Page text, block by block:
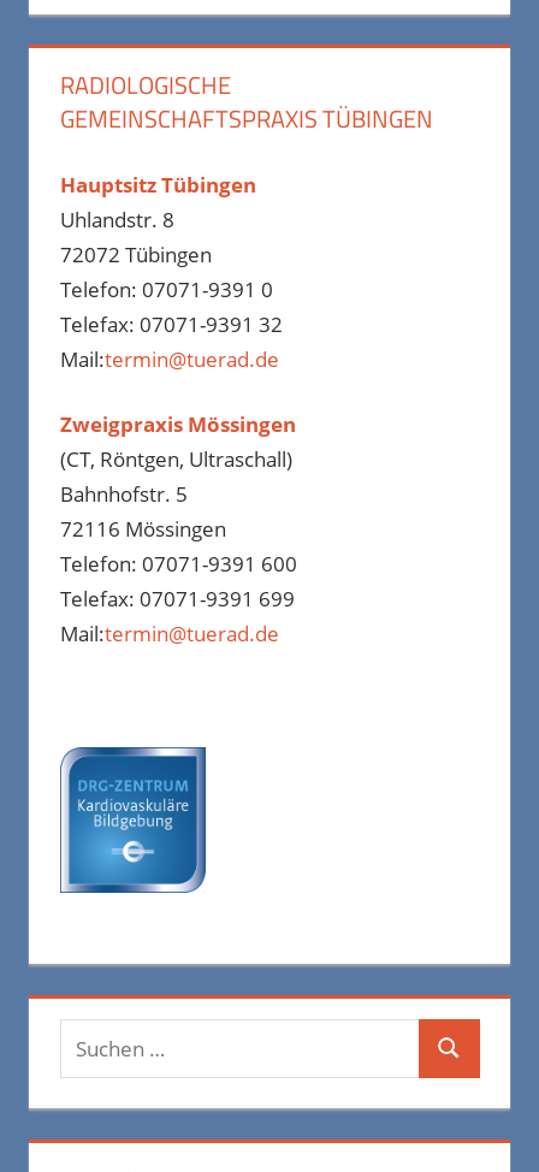
RADIOLOGISCHE
GEMEINSCHAFTSPRAXIS TÜBINGEN
Hauptsitz Tübingen
Uhlandstr. 8
72072 Tübingen
Telefon: 07071-9391 0
Telefax: 07071-9391 32
Mail:termin@tuerad.de
Zweigpraxis Mössingen
(CT, Röntgen, Ultraschall)
Bahnhofstr. 5
72116 Mössingen
Telefon: 07071-9391 600
Telefax: 07071-9391 699
Mail:termin@tuerad.de
Suchen
nach:
Suchen